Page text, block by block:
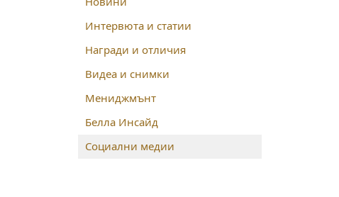
Интервюта и статии
Награди и отличия
Видеа и снимки
Мениджмънт
Белла Инсайд
Социални медии